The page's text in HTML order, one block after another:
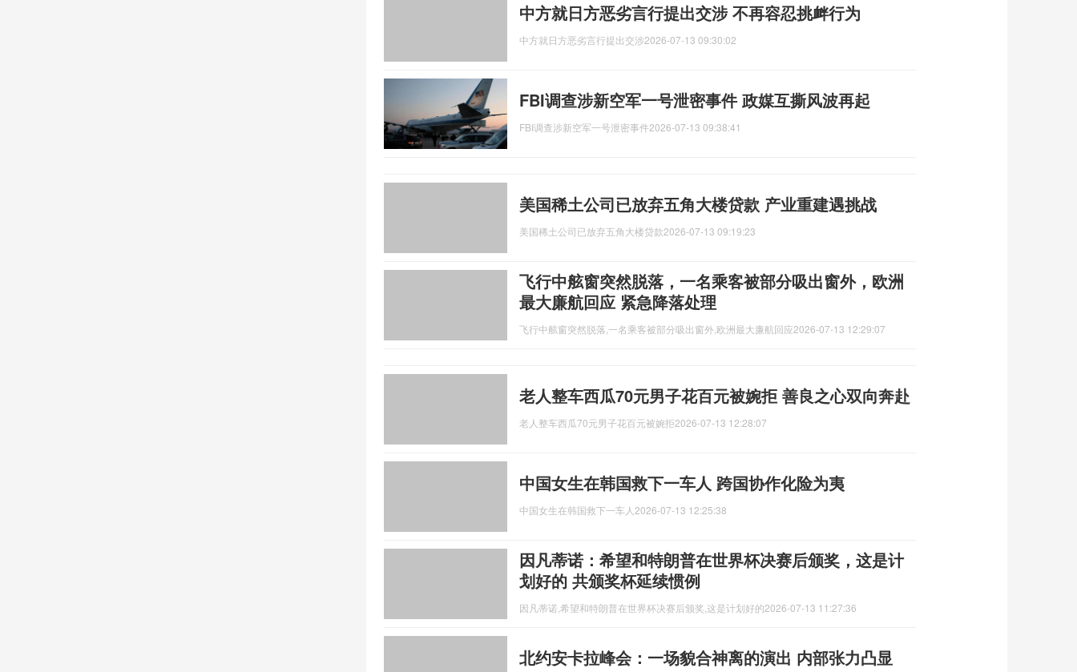
中方就日方恶劣言行提出交涉 不再容忍挑衅行为
中方就日方恶劣言行提出交涉2026-07-13 09:30:02
FBI调查涉新空军一号泄密事件 政媒互撕风波再起
FBI调查涉新空军一号泄密事件2026-07-13 09:38:41
美国稀土公司已放弃五角大楼贷款 产业重建遇挑战
美国稀土公司已放弃五角大楼贷款2026-07-13 09:19:23
飞行中舷窗突然脱落，一名乘客被部分吸出窗外，欧洲
最大廉航回应 紧急降落处理
飞行中舷窗突然脱落,一名乘客被部分吸出窗外,欧洲最大廉航回应2026-07-13 12:29:07
老人整车西瓜70元男子花百元被婉拒 善良之心双向奔赴
老人整车西瓜70元男子花百元被婉拒2026-07-13 12:28:07
中国女生在韩国救下一车人 跨国协作化险为夷
中国女生在韩国救下一车人 2026-07-13 12:25:38
因凡蒂诺：希望和特朗普在世界杯决赛后颁奖，这是计
划好的 共颁奖杯延续惯例
因凡蒂诺,希望和特朗普在世界杯决赛后颁奖,这是计划好的2026-07-13 11:27:36
北约安卡拉峰会：一场貌合神离的演出 内部张力凸显